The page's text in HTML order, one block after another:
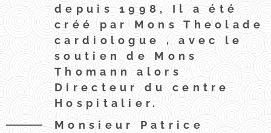
depuis 1998, Il a été
créé par Mons Theolade
cardiologue , avec le
soutien de Mons
Thomann alors
Directeur du centre
Hospitalier.
Monsieur Patrice